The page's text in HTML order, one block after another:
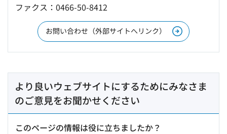
ファクス：0466-50-8412
お問い合わせ（外部サイトへリンク）
より良いウェブサイトにするためにみなさま
のご意見をお聞かせください
このページの情報は役に立ちましたか？